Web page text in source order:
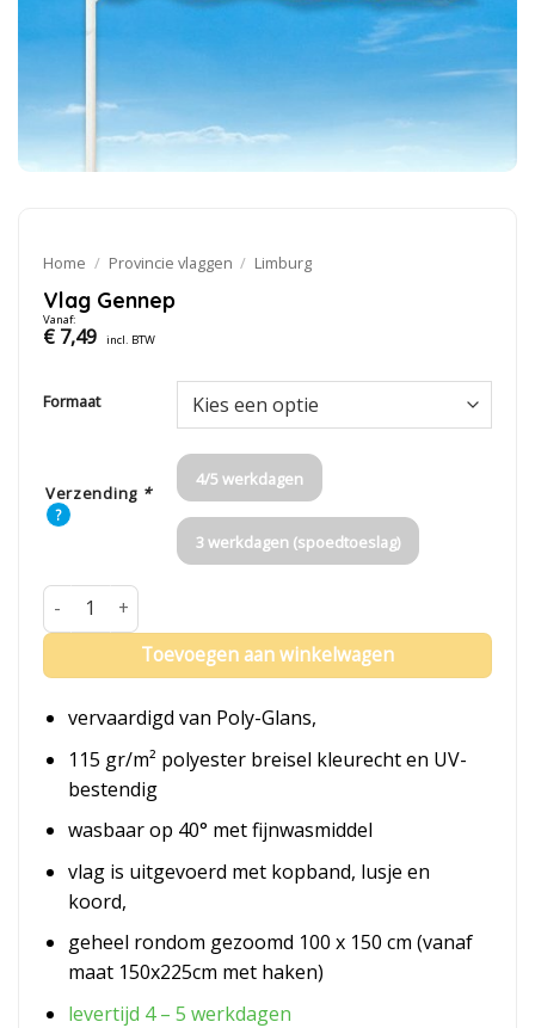
Home / Provincie vlaggen / Limburg
Vlag Gennep
Vanaf:
€7,49 incl. BTW
Formaat
Verzending *
?
4/5 werkdagen
3 werkdagen (spoedtoeslag)
Vlag Gennep aantal
Toevoegen aan winkelwagen
vervaardigd van Poly-Glans,
115 gr/m² polyester breisel kleurecht en UV-
bestendig
wasbaar op 40° met fijnwasmiddel
vlag is uitgevoerd met kopband, lusje en
koord,
geheel rondom gezoomd 100 x 150 cm (vanaf
maat 150x225cm met haken)
levertijd 4 – 5 werkdagen